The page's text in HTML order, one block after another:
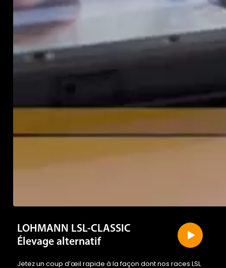
LOHMANN LSL-CLASSIC
Élevage alternatif